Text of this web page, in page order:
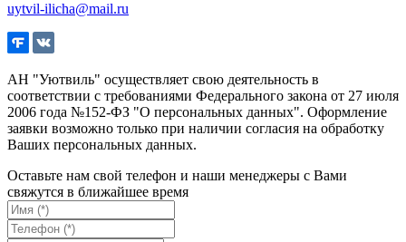
uytvil-ilicha@mail.ru
АН "Уютвиль" осуществляет свою деятельность в
соответствии с требованиями Федерального закона от 27 июля
2006 года №152-ФЗ "О персональных данных". Оформление
заявки возможно только при наличии согласия на обработку
Ваших персональных данных.
Оставьте нам свой телефон и наши менеджеры с Вами
свяжутся в ближайшее время